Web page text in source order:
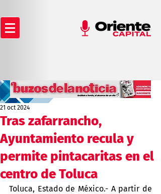
Tras zafarrancho,
Ayuntamiento recula y
permite pintacaritas en el
centro de Toluca
21 oct 2024
Toluca, Estado de México.- A partir de